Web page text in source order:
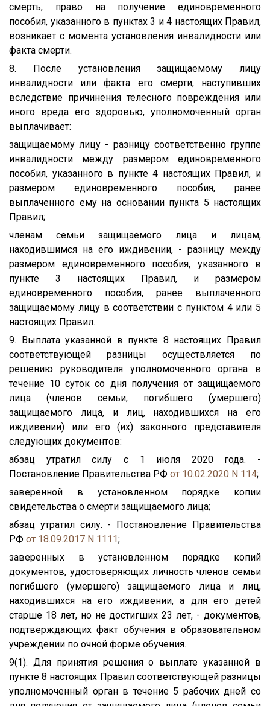
смерть, право на получение единовременного
пособия, указанного в пунктах 3 и 4 настоящих Правил,
возникает с момента установления инвалидности или
факта смерти.
8. После установления защищаемому лицу
инвалидности или факта его смерти, наступивших
вследствие причинения телесного повреждения или
иного вреда его здоровью, уполномоченный орган
выплачивает:
защищаемому лицу - разницу соответственно группе
инвалидности между размером единовременного
пособия, указанного в пункте 4 настоящих Правил, и
размером единовременного пособия, ранее
выплаченного ему на основании пункта 5 настоящих
Правил;
членам семьи защищаемого лица и лицам,
находившимся на его иждивении, - разницу между
размером единовременного пособия, указанного в
пункте 3 настоящих Правил, и размером
единовременного пособия, ранее выплаченного
защищаемому лицу в соответствии с пунктом 4 или 5
настоящих Правил.
9. Выплата указанной в пункте 8 настоящих Правил
соответствующей разницы осуществляется по
решению руководителя уполномоченного органа в
течение 10 суток со дня получения от защищаемого
лица (членов семьи, погибшего (умершего)
защищаемого лица, и лиц, находившихся на его
иждивении) или его (их) законного представителя
следующих документов:
абзац утратил силу с 1 июля 2020 года. -
Постановление Правительства РФ от 10.02.2020 N 114;
заверенной в установленном порядке копии
свидетельства о смерти защищаемого лица;
абзац утратил силу. - Постановление Правительства
РФ от 18.09.2017 N 1111;
заверенных в установленном порядке копий
документов, удостоверяющих личность членов семьи
погибшего (умершего) защищаемого лица и лиц,
находившихся на его иждивении, а для его детей
старше 18 лет, но не достигших 23 лет, - документов,
подтверждающих факт обучения в образовательном
учреждении по очной форме обучения.
9(1). Для принятия решения о выплате указанной в
пункте 8 настоящих Правил соответствующей разницы
уполномоченный орган в течение 5 рабочих дней со